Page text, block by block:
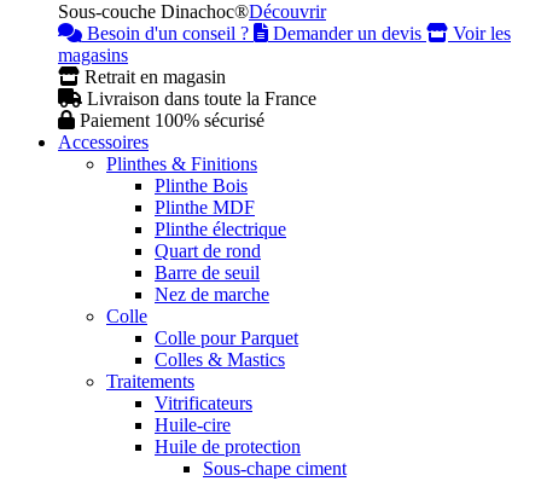
Sous-couche Dinachoc®Découvrir
Besoin d'un conseil ?
Demander un devis
Voir les
magasins
Retrait en magasin
Livraison dans toute la France
Paiement 100% sécurisé
Accessoires
Plinthes & Finitions
Plinthe Bois
Plinthe MDF
Plinthe électrique
Quart de rond
Barre de seuil
Nez de marche
Colle
Colle pour Parquet
Colles & Mastics
Traitements
Vitrificateurs
Huile-cire
Huile de protection
Sous-chape ciment